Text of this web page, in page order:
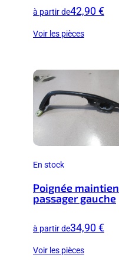
à partir de42,90 €
Voir les pièces
En stock
Poignée maintien
passager gauche
à partir de34,90 €
Voir les pièces